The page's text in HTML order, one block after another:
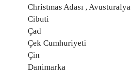
Christmas Adası , Avusturalya
Cibuti
Çad
Çek Cumhuriyeti
Çin
Danimarka